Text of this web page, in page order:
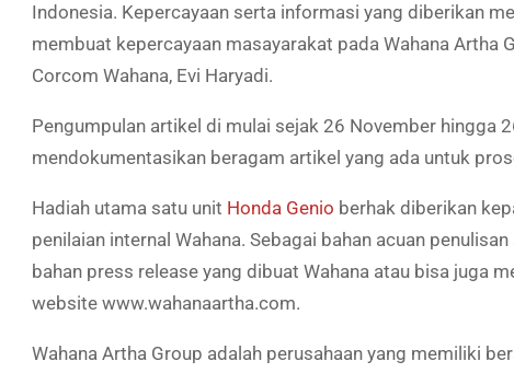
Indonesia. Kepercayaan serta informasi yang diberikan
membuat kepercayaan masayarakat pada Wahana Artha
Corcom Wahana, Evi Haryadi.
Pengumpulan artikel di mulai sejak 26 November hingga
mendokumentasikan beragam artikel yang ada untuk
Hadiah utama satu unit Honda Genio berhak diberikan
penilaian internal Wahana. Sebagai bahan acuan
bahan press release yang dibuat Wahana atau bisa juga
website www.wahanaartha.com.
Wahana Artha Group adalah perusahaan yang memiliki